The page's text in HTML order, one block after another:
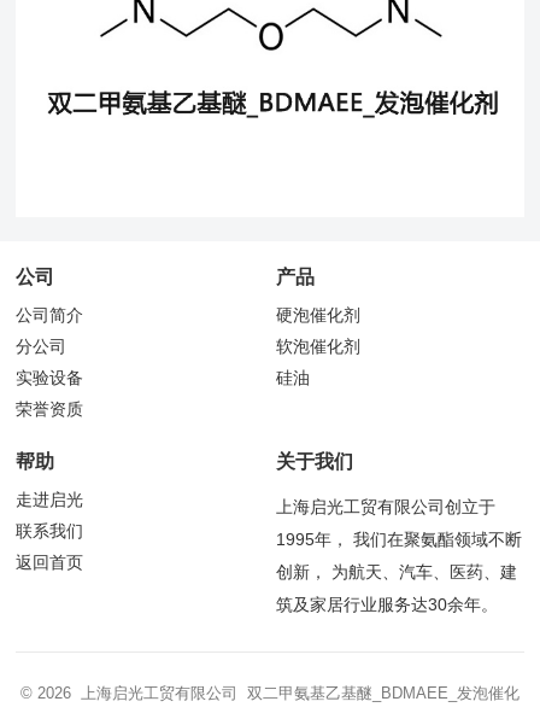
公司
公司简介
分公司
实验设备
荣誉资质
产品
硬泡催化剂
软泡催化剂
硅油
帮助
走进启光
联系我们
返回首页
关于我们
上海启光工贸有限公司创立于
1995年， 我们在聚氨酯领域不断
创新， 为航天、汽车、医药、建
筑及家居行业服务达30余年。
© 2026 上海启光工贸有限公司 双二甲氨基乙基醚_BDMAEE_发泡催化